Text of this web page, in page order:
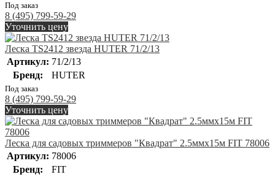
Под заказ
8 (495) 799-59-29
Уточнить цену
Леска TS2412 звезда HUTER 71/2/13
Артикул: 71/2/13
Бренд:
HUTER
Под заказ
8 (495) 799-59-29
Уточнить цену
Леска для садовых триммеров "Квадрат" 2.5ммх15м FIT 78006
Артикул: 78006
Бренд:
FIT